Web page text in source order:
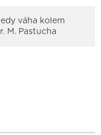
váha kolem
M. Pastucha